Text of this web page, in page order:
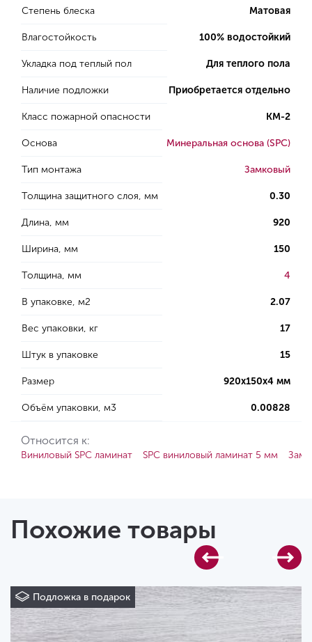
Степень блеска Матовая
Влагостойкость 100% водостойкий
Укладка под теплый пол Для теплого пола
Наличие подложки Приобретается отдельно
Класс пожарной опасности КМ-2
Основа Минеральная основа (SPC)
Тип монтажа Замковый
Толщина защитного слоя, мм 0.30
Длина, мм 920
Ширина, мм 150
Толщина, мм 4
В упаковке, м2 2.07
Вес упаковки, кг 17
Штук в упаковке 15
Размер 920х150х4 мм
Объём упаковки, м3 0.00828
Относится к:
Виниловый SPC ламинат SPC виниловый ламинат 5 мм
Похожие товары
Подложка в подарок